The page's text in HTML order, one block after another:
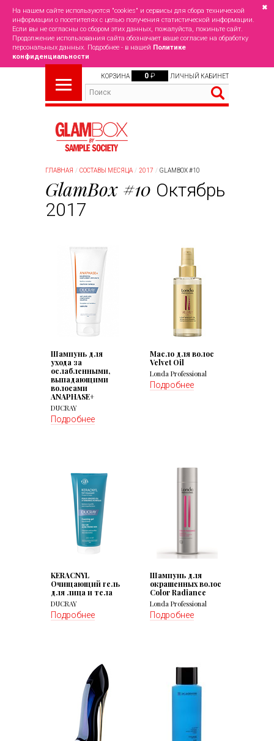
На нашем сайте используются "cookies" и сервисы для сбора технической
информации о посетителях с целью получения статистической информации.
Если вы не согласны со сбором этих данных, пожалуйста, покиньте сайт.
Продолжение использования сайта обозначает ваше согласие на обработку
персональных данных. Подробнее - в нашей Политике
конфиденциальности
✖
КОРЗИНА 0 ₽ ЛИЧНЫЙ КАБИНЕТ
ГЛАВНАЯ СОСТАВЫ МЕСЯЦА 2017 GLAMBOX #10
GlamBox #10 Октябрь
2017
Шампунь для
ухода за
ослабленными,
выпадающими
волосами
ANAPHASE+
DUCRAY
Подробнее
Масло для волос
Velvet Oil
Londa Professional
Подробнее
KERACNYL
Очищающий гель
для лица и тела
DUCRAY
Подробнее
Шампунь для
окрашенных волос
Color Radiance
Londa Professional
Подробнее